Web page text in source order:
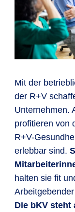
Mit der
der R+V
Unternehmen.
profitieren von
R+V-
erlebbar sind.
halten sie fit
Die bKV steht